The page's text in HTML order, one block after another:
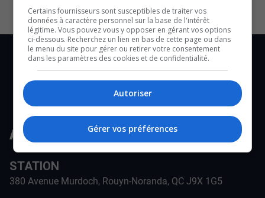
STATION
380 Avenue Murdoch, Rouyn-Noranda, QC J9X 1G5
Certains fournisseurs sont susceptibles de traiter vos
données à caractère personnel sur la base de l'intérêt
légitime. Vous pouvez vous y opposer en gérant vos options
ci-dessous. Recherchez un lien en bas de cette page ou dans
le menu du site pour gérer ou retirer votre consentement
dans les paramètres des cookies et de confidentialité.
Autoriser
Gérer vos préférences